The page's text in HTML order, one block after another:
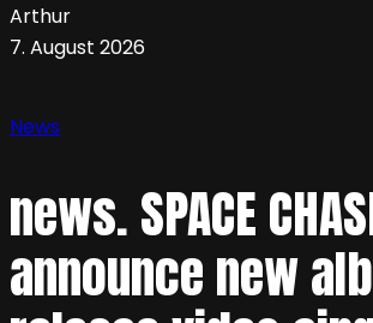
Arthur
7. August 2026
News
news. SPACE
announce new